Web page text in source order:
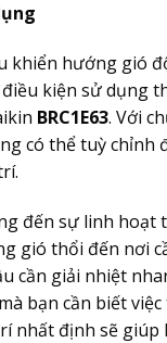
khiển hướng gió
kiện sử dụng
BRC1E63. Với
có thể tuỳ chỉnh
đến sự linh hoạt
gió thổi đến nơi
cần giải nhiệt
bạn cần biết
nhất định sẽ giúp